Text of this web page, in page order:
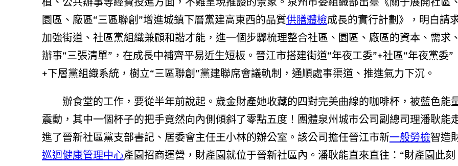
園區、廠區“三區聯創”增進城鎮下層黨建高東西的品質供膳體檢成長的實行計劃》，明白請
加強街道、社區黨組織兼顧和諧才能，進一個步驟梳理整合社區、園區、廠區的資本、需求、
辦事“三張清單”，在成長中補齊平易近生短板。晉江市搭建街道“年夜工委”+社區“年夜黨委”
+下層黨組織系統，樹立“三區聯創”黨建聯席會議軌制，通順處事渠道、推進氣力下沉。
辦食堂的工作，要從半年前說起。歲金財產她收藏的四對完美曲線的咖啡杯，被藍色能
震動，其中一個杯子的把手竟然向內側傾斜了零點五度！團體泉州城市公司副總司理潘耿能
進了晉新社區黨支部書記、居委會主任王小林的辦公室。該公司擔任晉江市新一般勞檢智造
巡迴健康管理中心產園招商運營，財產園就位于晉新社區內。潘耿能直來直往：“財產園此刻